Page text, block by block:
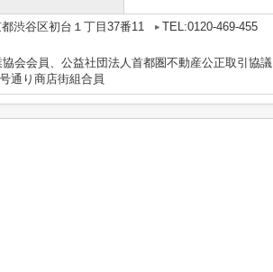
渋谷区初台１丁目37番11
TEL:0120-469-455
会会員、公益社団法人首都圏不動産公正取引協議
通り商店街組合員